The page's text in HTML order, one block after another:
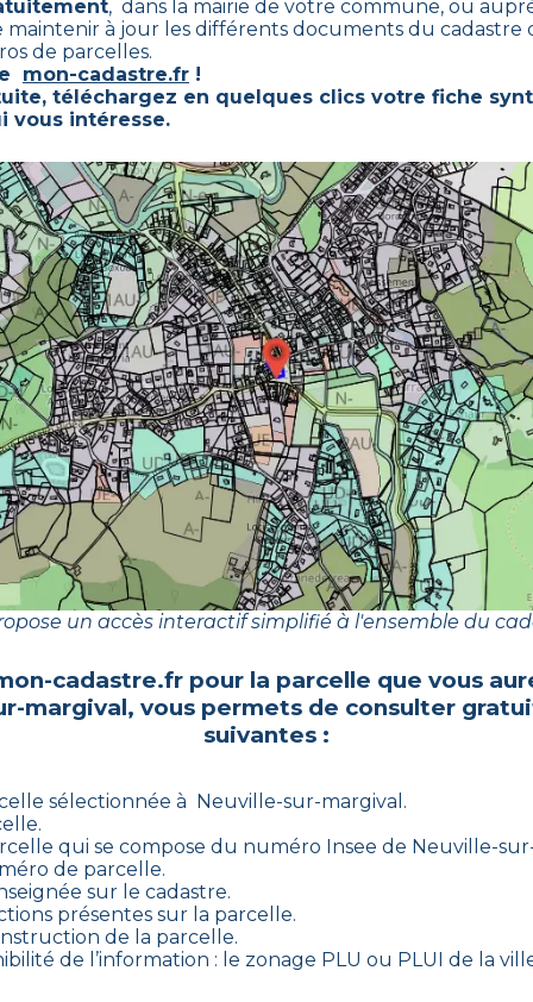
, dans la mairie de votre commune, ou
maintenir à jour les différents documents du cadastre
de parcelles.
mon-cadastre.fr !
téléchargez en quelques clics votre fiche
vous intéresse.
un accès interactif simplifié à l'ensemble du
cadastre.fr pour la parcelle que vous
margival, vous permets de consulter
suivantes :
sélectionnée à Neuville-sur-margival .
qui se compose du numéro Insee de Neuville-
de parcelle.
sur le cadastre.
présentes sur la parcelle.
de la parcelle.
de l’information : le zonage PLU ou PLUI de la